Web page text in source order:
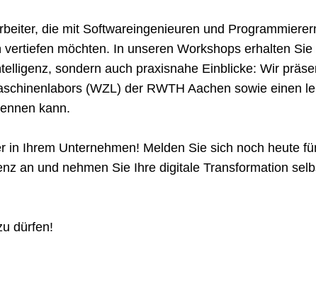
die mit Softwareingenieuren und
möchten. In unseren Workshops erhalten
sondern auch praxisnahe Einblicke: Wir
(WZL) der RWTH Aachen sowie einen
kann.
Ihrem Unternehmen! Melden Sie sich noch heute
an und nehmen Sie Ihre digitale Transformation
dürfen!